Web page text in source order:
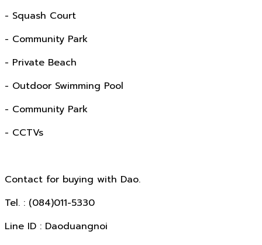
- Squash Court
- Community Park
- Private Beach
- Outdoor Swimming Pool
- Community Park
- CCTVs
Contact for buying with Dao.
Tel. : (084)011-5330
Line ID : Daoduangnoi